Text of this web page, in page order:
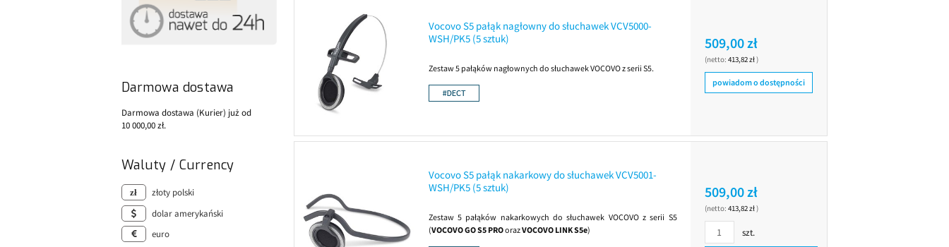
Darmowa dostawa
Darmowa dostawa (Kurier) już od
10 000,00 zł.
Waluty / Currency
złoty polski
dolar amerykański
euro
Vocovo S5 pałąk nagłowny do słuchawek VCV5000-
WSH/PK5 (5 sztuk)
Zestaw 5 pałąków nagłownych do słuchawek VOCOVO z serii S5.
509,00 zł
(netto: 413,82 zł)
powiadom o dostępności
Vocovo S5 pałąk nakarkowy do słuchawek VCV5001-
WSH/PK5 (5 sztuk)
Zestaw 5 pałąków nakarkowych do słuchawek VOCOVO z serii S5
(VOCOVO GO S5 PROorazVOCOVO LINK S5e)
509,00 zł
(netto: 413,82 zł)
szt.